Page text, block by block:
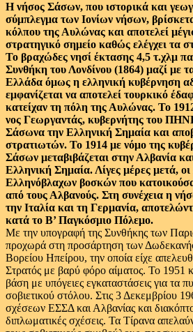
Η νήσος Σάσων, που ιστορικά και
σύμπλεγμα των Iονίων νήσων,
κόλπου της Αυλώνας και αποτελεί
στρατηγικό σημείο καθώς ελέγχει τα
Το βραχώδες νησί έκτασης 4,5 τ.χλμ
Συνθήκη του Λονδίνου (1864) μαζί με
Ελλάδα όμως η ελληνική κυβέρνηση
εμφανίζεται να αποτελεί τουρκικό
κατείχαν τη πόλη της Αυλώνας. Το
νος Γεωργαντάς, κυβερνήτης του
Σάσωνα την Ελληνική Σημαία και
στρατιωτών. Το 1914 με νόμο της
Σάσων μεταβιβάζεται στην Αλβανία
Ελληνική Σημαία. Λίγες μέρες μετά, οι
Ελληνόβλαχων βοσκών που
από τους Αλβανούς. Στη συνέχεια η
την Ιταλία και τη Γερμανία,
κατά το Β’ Παγκόσμιο Πόλεμο.
Με την υπογραφή της Συνθήκης των
προχωρά στη προσάρτηση των
Βορείου Ηπείρου, την οποία είχε
Στρατός με βαρύ φόρο αίματος. Το 1951
βάση με υπόγειες εγκαταστάσεις για τα
σοβιετικού στόλου. Στις 3 Δεκεμβρίου
σχέσεων ΕΣΣΔ και Αλβανίας και
διπλωματικές σχέσεις. Τα Τίρανα